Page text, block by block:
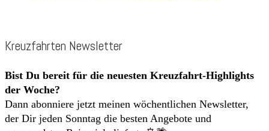
Kreuzfahrten Newsletter
Bist Du bereit für die neuesten Kreuzfahrt-Highlights
der Woche?
Dann abonniere jetzt meinen wöchentlichen Newsletter,
der Dir jeden Sonntag die besten Angebote und